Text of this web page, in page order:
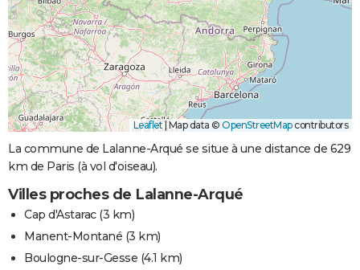
Leaflet|Map data © OpenStreetMapcontributors
La commune de Lalanne-Arqué se situe à une distance de 629
km de Paris (à vol d'oiseau).
Villes proches de Lalanne-Arqué
Cap d'Astarac(3 km)
Manent-Montané (3 km)
Boulogne-sur-Gesse (4.1 km)